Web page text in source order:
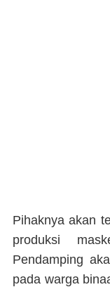
Pihaknya akan
produksi
Pendamping
pada warga